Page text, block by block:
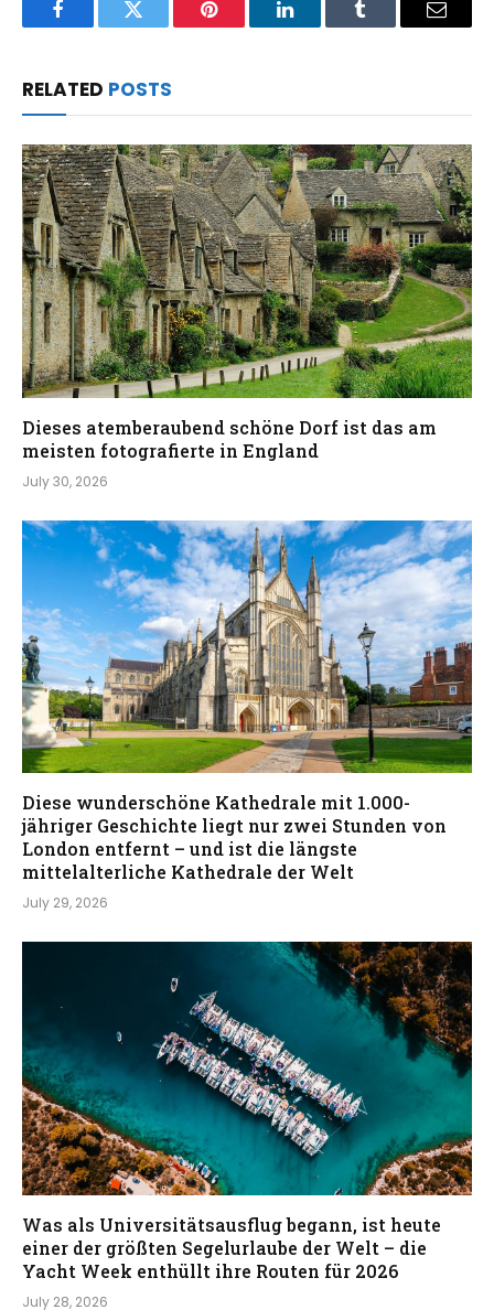
FacebookTwitter Pinterest LinkedInTumblr Email
RELATED POSTS
Dieses atemberaubend schöne Dorf ist das am
meisten fotografierte in England
July 30, 2026
Diese wunderschöne Kathedrale mit 1.000-
jähriger Geschichte liegt nur zwei Stunden von
London entfernt – und ist die längste
mittelalterliche Kathedrale der Welt
July 29, 2026
Was als Universitätsausflug begann, ist heute
einer der größten Segelurlaube der Welt – die
Yacht Week enthüllt ihre Routen für 2026
July 28, 2026